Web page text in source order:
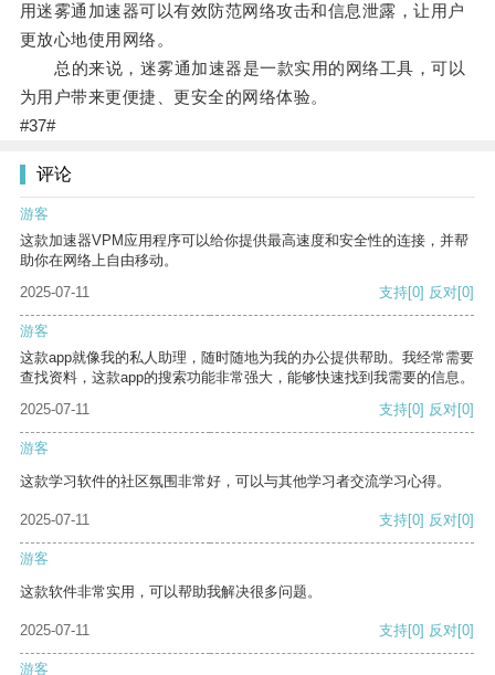
用迷雾通加速器可以有效防范网络攻击和信息泄露，让用户
更放心地使用网络。
总的来说，迷雾通加速器是一款实用的网络工具，可以
为用户带来更便捷、更安全的网络体验。
#37#
评论
游客
这款加速器VPM应用程序可以给你提供最高速度和安全性的连接，并帮
助你在网络上自由移动。
2025-07-11
支持[0] 反对[0]
游客
这款app就像我的私人助理，随时随地为我的办公提供帮助。我经常需要
查找资料，这款app的搜索功能非常强大，能够快速找到我需要的信息。
2025-07-11
支持[0] 反对[0]
游客
这款学习软件的社区氛围非常好，可以与其他学习者交流学习心得。
2025-07-11 支持[0] 反对[0]
游客
这款软件非常实用，可以帮助我解决很多问题。
2025-07-11 支持[0] 反对[0]
游客